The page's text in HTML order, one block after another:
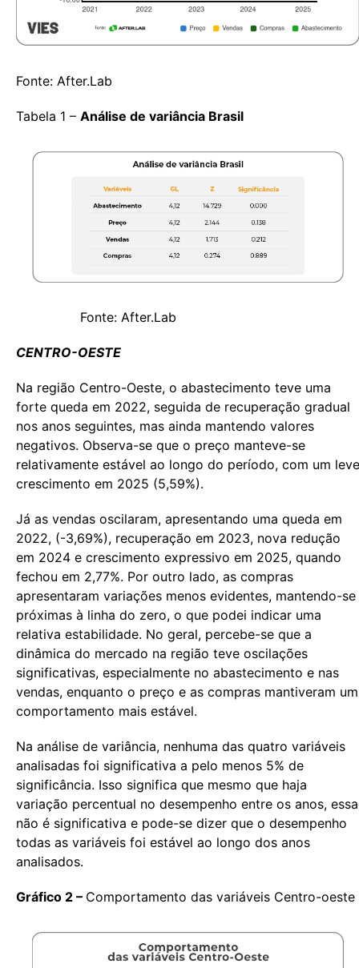
Fonte: After.Lab
Tabela 1 – Análise de variância Brasil
Fonte: After.Lab
CENTRO-OESTE
Na região Centro-Oeste, o abastecimento teve uma
forte queda em 2022, seguida de recuperação gradual
nos anos seguintes, mas ainda mantendo valores
negativos. Observa-se que o preço manteve-se
relativamente estável ao longo do período, com um leve
crescimento em 2025 (5,59%).
Já as vendas oscilaram, apresentando uma queda em
2022, (-3,69%), recuperação em 2023, nova redução
em 2024 e crescimento expressivo em 2025, quando
fechou em 2,77%. Por outro lado, as compras
apresentaram variações menos evidentes, mantendo-se
próximas à linha do zero, o que podei indicar uma
relativa estabilidade. No geral, percebe-se que a
dinâmica do mercado na região teve oscilações
significativas, especialmente no abastecimento e nas
vendas, enquanto o preço e as compras mantiveram um
comportamento mais estável.
Na análise de variância, nenhuma das quatro variáveis
analisadas foi significativa a pelo menos 5% de
significância. Isso significa que mesmo que haja
variação percentual no desempenho entre os anos, essa
não é significativa e pode-se dizer que o desempenho
todas as variáveis foi estável ao longo dos anos
analisados.
Gráfico 2 – Comportamento das variáveis Centro-oeste